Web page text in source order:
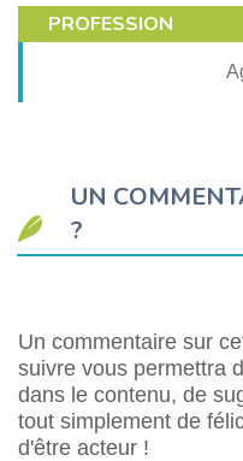
PROFESSION
UN
?
Un commentaire sur
suivre vous permettra
dans le contenu, de
tout simplement de
d'être acteur !